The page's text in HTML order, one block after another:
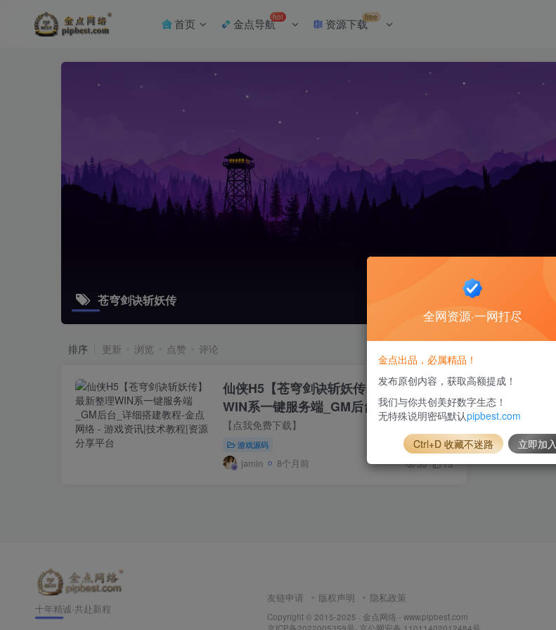
首页 金点导航hot 资源下载free
苍穹剑诀斩妖传
排序 更新 浏览 点赞 评论
仙侠H5【苍穹剑诀斩妖传】最新整理
WIN系一键服务端_GM后台_详细搭建教
程
【点我免费下载】
游戏源码
jamin 8个月前 55 13
十年精诚·共赴新程
友链申请 版权声明 隐私政策
Copyright © 2015-2025 · 金点网络 - www.pipbest.com
京ICP备2022005359号· 京公网安备 11011402012484号
全网资源·一网打尽
金点出品，必属精品！
发布原创内容，获取高额提成！
我们与你共创美好数字生态！
无特殊说明密码默认pipbest.com
Ctrl+D 收藏不迷路 立即加入